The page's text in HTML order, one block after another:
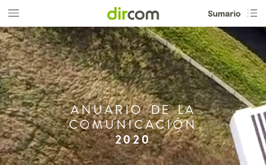
ANUARIO DE LA
COMUNICACIÓN
2020